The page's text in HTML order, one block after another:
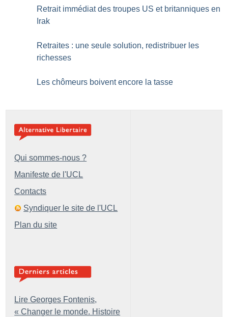
Retrait immédiat des troupes US et britanniques en
Irak
Retraites : une seule solution, redistribuer les
richesses
Les chômeurs boivent encore la tasse
Qui sommes-nous ?
Manifeste de l'UCL
Contacts
Syndiquer le site de l'UCL
Plan du site
Lire Georges Fontenis,
« Changer le monde. Histoire